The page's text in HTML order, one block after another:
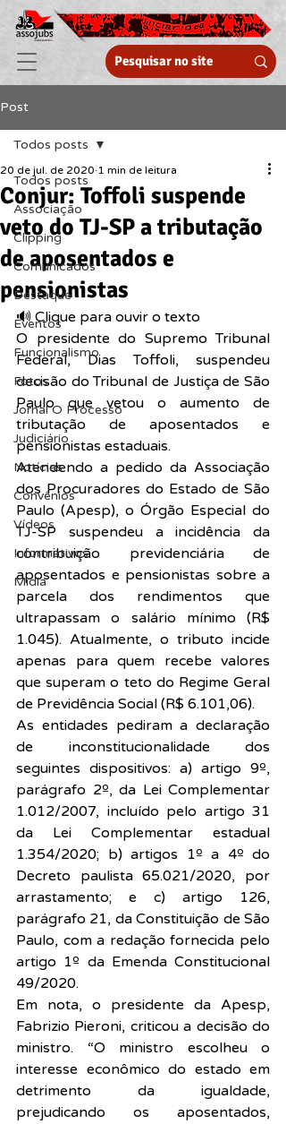
Post
Todos posts
Associação
Clipping
Comunicados
Destaque
Eventos
Funcionalismo
Fotos
Jornal O Processo
Judiciário
Notícias
Convênios
Vídeos
Informativos
Midia
Todos posts
Conjur: Toffoli suspende
veto do TJ-SP a tributação
de aposentados e
pensionistas
20 de jul. de 2020 1 min de leitura
🔊 Clique para ouvir o texto
O presidente do Supremo Tribunal
Federal, Dias Toffoli, suspendeu
decisão do Tribunal de Justiça de São
Paulo que vetou o aumento de
tributação de aposentados e
pensionistas estaduais.
Atendendo a pedido da Associação
dos Procuradores do Estado de São
Paulo (Apesp), o Órgão Especial do
TJ-SP suspendeu a incidência da
contribuição previdenciária de
aposentados e pensionistas sobre a
parcela dos rendimentos que
ultrapassam o salário mínimo (R$
1.045). Atualmente, o tributo incide
apenas para quem recebe valores
que superam o teto do Regime Geral
de Previdência Social (R$ 6.101,06).
As entidades pediram a declaração
de inconstitucionalidade dos
seguintes dispositivos: a) artigo 9º,
parágrafo 2º, da Lei Complementar
1.012/2007, incluído pelo artigo 31
da Lei Complementar estadual
1.354/2020; b) artigos 1º a 4º do
Decreto paulista 65.021/2020, por
arrastamento; e c) artigo 126,
parágrafo 21, da Constituição de São
Paulo, com a redação fornecida pelo
artigo 1º da Emenda Constitucional
49/2020.
Em nota, o presidente da Apesp,
Fabrizio Pieroni, criticou a decisão do
ministro. “O ministro escolheu o
interesse econômico do estado em
detrimento da igualdade,
prejudicando os aposentados,